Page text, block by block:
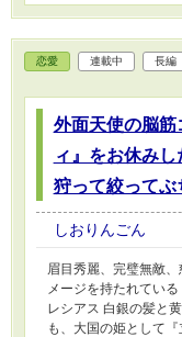
ないでくださいっ！
の婚姻が認められて
や？という人のために
ャイチャラブコメデ
恋愛 連載中 長編
外面天使の脳
ィ』をお休み
狩って絞って
しおりんごん
眉目秀麗、完璧無敵
メージを持たれてい
レシアス 白銀の髪と
も、大国の姫として